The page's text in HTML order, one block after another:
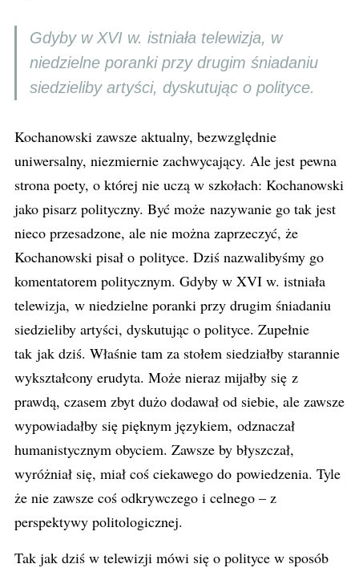
Gdyby w XVI w. istniała telewizja, w
niedzielne poranki przy drugim śniadaniu
siedzieliby artyści, dyskutując o polityce.
Kochanowski zawsze aktualny, bezwzględnie
uniwersalny, niezmiernie zachwycający. Ale jest pewna
strona poety, o której nie uczą w szkołach: Kochanowski
jako pisarz polityczny. Być może nazywanie go tak jest
nieco przesadzone, ale nie można zaprzeczyć, że
Kochanowski pisał o polityce. Dziś nazwalibyśmy go
komentatorem politycznym. Gdyby w XVI w. istniała
telewizja, w niedzielne poranki przy drugim śniadaniu
siedzieliby artyści, dyskutując o polityce. Zupełnie
tak jak dziś. Właśnie tam za stołem siedziałby starannie
wykształcony erudyta. Może nieraz mijałby się z
prawdą, czasem zbyt dużo dodawał od siebie, ale zawsze
wypowiadałby się pięknym językiem, odznaczał
humanistycznym obyciem. Zawsze by błyszczał,
wyróżniał się, miał coś ciekawego do powiedzenia. Tyle
że nie zawsze coś odkrywczego i celnego – z
perspektywy politologicznej.
Tak jak dziś w telewizji mówi się o polityce w sposób